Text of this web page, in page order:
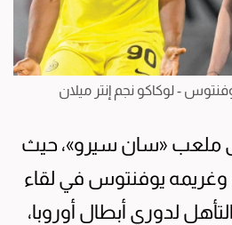
- لوكاكو نجم إنتر ميلان
إلى ملعب «سان سيرو»، حيث
وغريمه يوفنتوس في لقاء
لدوري أبطال أوروبا،